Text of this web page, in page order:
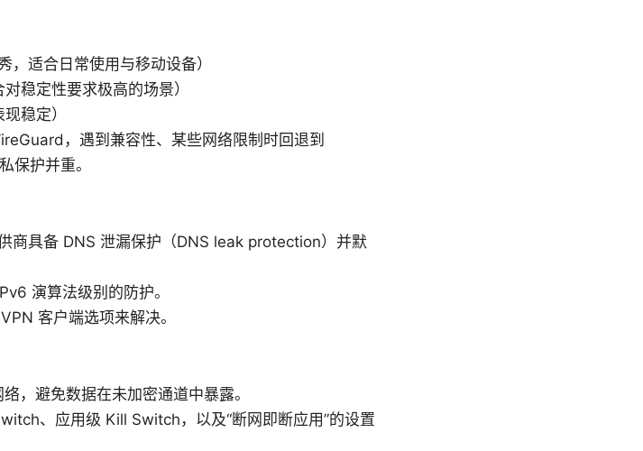
适合日常使用与移动设备）
稳定性要求极高的场景）
稳定）
，遇到兼容性、某些网络限制时回退到
保护并重。
商具备 DNS 泄漏保护（DNS leak protection）并默
演算法级别的防护。
客户端选项来解决。
，避免数据在未加密通道中暴露。
、应用级 Kill Switch，以及“断网即断应用”的设置